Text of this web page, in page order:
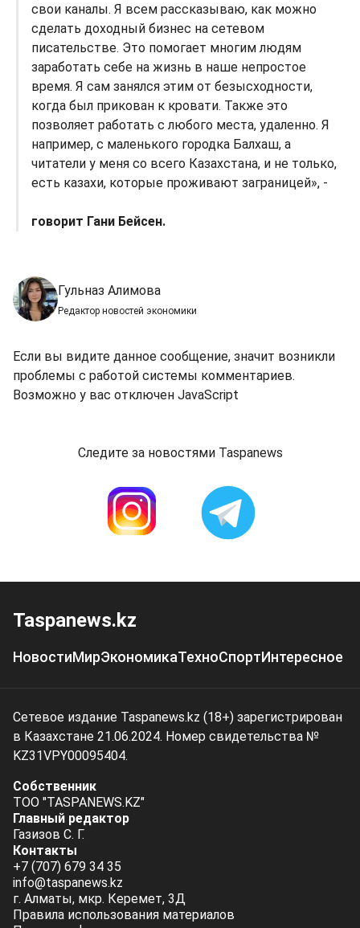
свои каналы. Я всем рассказываю, как можно
сделать доходный бизнес на сетевом
писательстве. Это помогает многим людям
заработать себе на жизнь в наше непростое
время. Я сам занялся этим от безысходности,
когда был прикован к кровати. Также это
позволяет работать с любого места, удаленно. Я
например, с маленького городка Балхаш, а
читатели у меня со всего Казахстана, и не только,
есть казахи, которые проживают заграницей», -
говорит Гани Бейсен.
Гульназ Алимова
Редактор новостей экономики
Если вы видите данное сообщение, значит возникли
проблемы с работой системы комментариев.
Возможно у вас отключен JavaScript
Следите за новостями Taspanews
Taspanews.kz
НовостиМирЭкономикаТехноСпортИнтересное
Сетевое издание Taspanews.kz (18+) зарегистрирован
в Казахстане 21.06.2024. Номер свидетельства №
KZ31VPY00095404.
Собственник
ТОО "TASPANEWS.KZ"
Главный редактор
Газизов С. Г.
Контакты
+7 (707) 679 34 35
info@taspanews.kz
г. Алматы, мкр. Керемет, 3Д
Правила использования материалов